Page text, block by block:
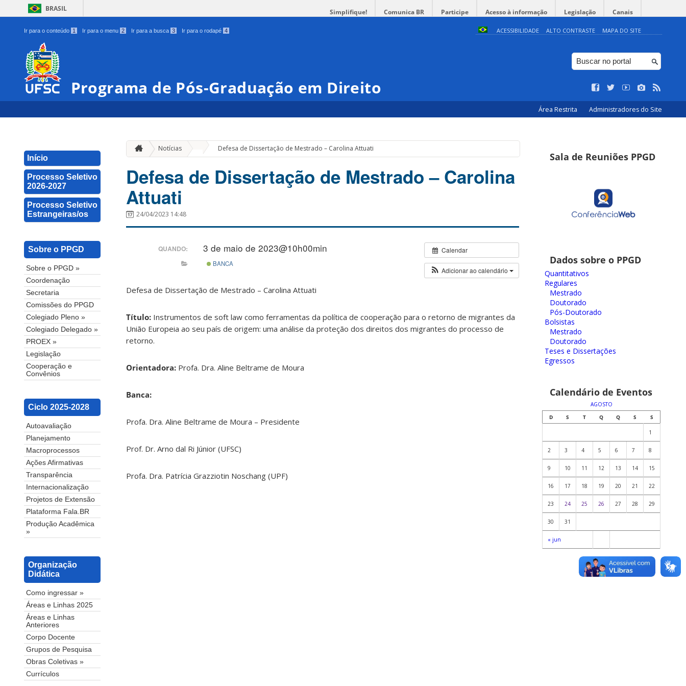
BRASIL Simplifique! Comunica BR Participe Acesso à informação Legislação Canais
Ir para o conteúdo 1 Ir para o menu 2 Ir para a busca 3 Ir para o rodapé 4 ACESSIBILIDADE ALTO CONTRASTE MAPA DO SITE
Programa de Pós-Graduação em Direito
Área Restrita Administradores do Site
Início
Processo Seletivo
2026-2027
Processo Seletivo
Estrangeiras/os
Sobre o PPGD
Sobre o PPGD »
Coordenação
Secretaria
Comissões do PPGD
Colegiado Pleno »
Colegiado Delegado »
PROEX »
Legislação
Cooperação e
Convênios
Ciclo 2025-2028
Autoavaliação
Planejamento
Macroprocessos
Ações Afirmativas
Transparência
Internacionalização
Projetos de Extensão
Plataforma Fala.BR
Produção Acadêmica
»
Organização
Didática
Como ingressar »
Áreas e Linhas 2025
Áreas e Linhas
Anteriores
Corpo Docente
Grupos de Pesquisa
Obras Coletivas »
Currículos
Notícias Defesa de Dissertação de Mestrado – Carolina Attuati
Defesa de Dissertação de Mestrado – Carolina
Attuati
24/04/2023 14:48
Calendar
Adicionar ao calendário
QUANDO: 3 de maio de 2023@10h00min
BANCA
Defesa de Dissertação de Mestrado – Carolina Attuati
Título: Instrumentos de soft law como ferramentas da política de cooperação para o retorno de migrantes da
União Europeia ao seu país de origem: uma análise da proteção dos direitos dos migrantes do processo de
retorno.
Orientadora: Profa. Dra. Aline Beltrame de Moura
Banca:
Profa. Dra. Aline Beltrame de Moura – Presidente
Prof. Dr. Arno dal Ri Júnior (UFSC)
Profa. Dra. Patrícia Grazziotin Noschang (UPF)
Sala de Reuniões PPGD
Dados sobre o PPGD
Quantitativos
Regulares
Mestrado
Doutorado
Pós-Doutorado
Bolsistas
Mestrado
Doutorado
Teses e Dissertações
Egressos
Calendário de Eventos
AGOSTO
D
S T Q Q S S
« jun
1
2 3 4 5 6 7 8
9 10 11 12 13 14 15
16 17 18 19 20 21 22
23 24 25 26 27 28 29
30 31